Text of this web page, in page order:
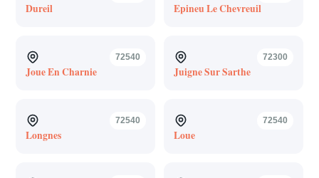
Dureil Epineu Le Chevreuil
72540
Joue En Charnie
72300
Juigne Sur Sarthe
72540
Longnes
72540
Loue